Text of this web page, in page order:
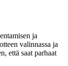
ja
valinnassa ja
että saat parhaat